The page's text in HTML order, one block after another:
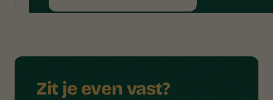
Zit je even vast?